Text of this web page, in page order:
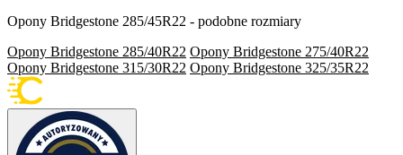
Opony Bridgestone 285/45R22 - podobne rozmiary
Opony Bridgestone 285/40R22 Opony Bridgestone 275/40R22
Opony Bridgestone 315/30R22 Opony Bridgestone 325/35R22